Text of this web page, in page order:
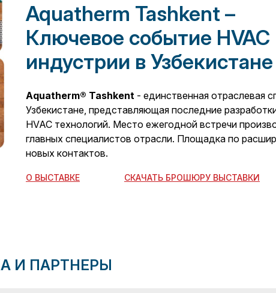
Aquatherm Tashkent –
Ключевое событие HVAC
индустрии в Узбекистане
Aquatherm® Tashkent - единственная отраслевая
Узбекистане, представляющая последние
HVAC технологий. Место ежегодной встречи
главных специалистов отрасли. Площадка по
новых контактов.
О ВЫСТАВКЕ СКАЧАТЬ БРОШЮРУ ВЫСТАВКИ
И ПАРТНЕРЫ